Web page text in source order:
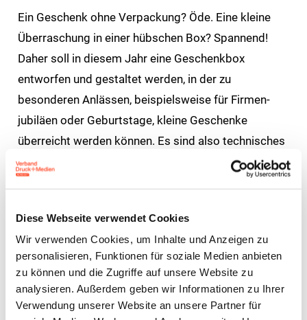
Diese Webseite verwendet Cookies
Wir verwenden Cookies, um Inhalte und Anzeigen zu
personalisieren, Funktionen für soziale Medien anbieten
zu können und die Zugriffe auf unsere Website zu
analysieren. Außerdem geben wir Informationen zu Ihrer
Verwendung unserer Website an unsere Partner für
Ein Geschenk ohne Verpackung? Öde. Eine kleine
Überraschung in einer hübschen Box? Spannend!
Daher soll in diesem Jahr eine Geschenkbox
entworfen und gestaltet werden, in der zu
besonderen Anlässen, beispielsweise für Firmen-
jubiläen oder Geburtstage, kleine Geschenke
überreicht werden können. Es sind also technisches
Verständnis bei der Konstruktion und Kreativität bei
Die Aufgabe konkret
Das Innenmaß der Box soll 18 cm x 13 cm x 4
cm (Länge x Breite x Höhe) betragen.
Die Faltschachtel soll ohne Kleber in einem